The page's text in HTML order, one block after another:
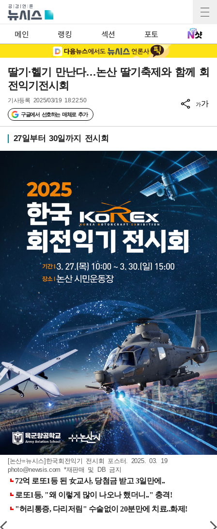
메인 랭킹 섹션 포토
딸기·헬기 만난다…논산 딸기축제와 함께 회
전익기전시회
기사등록 2025/03/19 18:22:50
구글에서 선호하는 매체로 추가
가가
27일부터 30일까지 전시회
[논산=뉴시스]한국회전익기 전시회 포스터. 2025. 03. 19
photo@newsis.com *재판매 및 DB 금지